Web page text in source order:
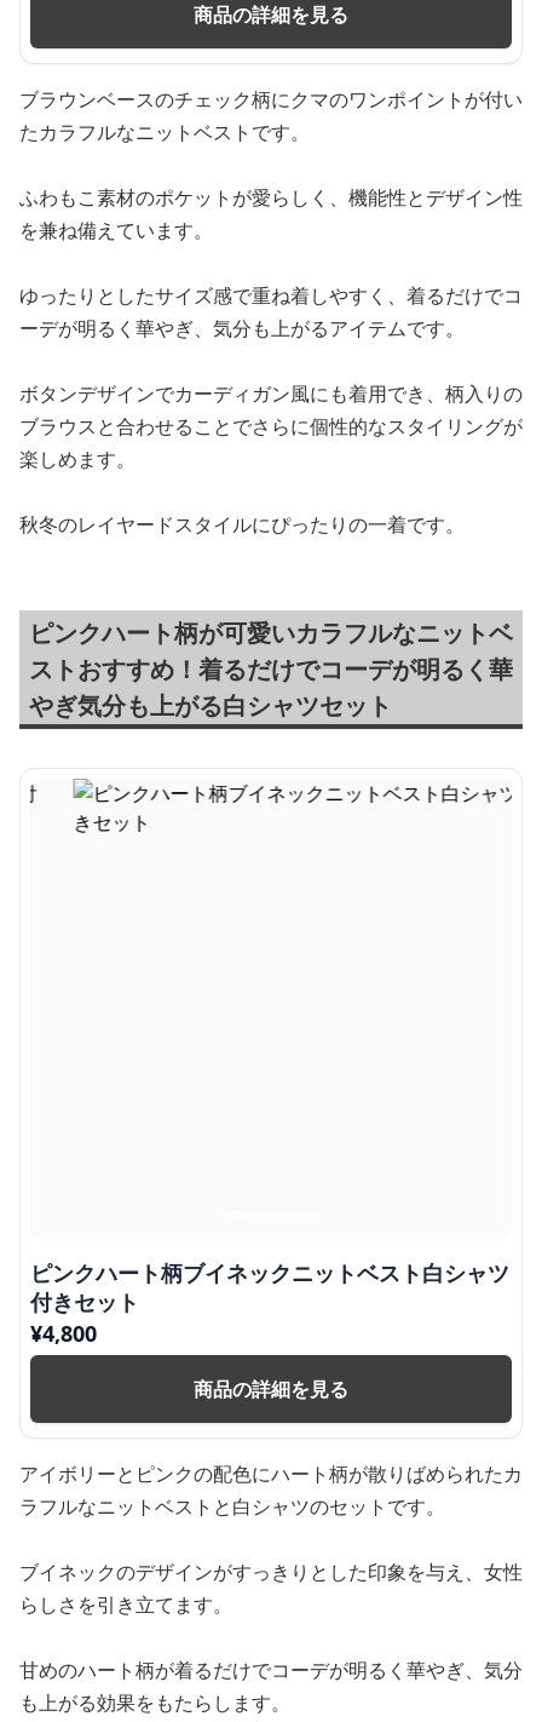
商品の詳細を見る
ブラウンベースのチェック柄にクマのワンポイントが付い
たカラフルなニットベストです。
ふわもこ素材のポケットが愛らしく、機能性とデザイン性
を兼ね備えています。
ゆったりとしたサイズ感で重ね着しやすく、着るだけでコ
ーデが明るく華やぎ、気分も上がるアイテムです。
ボタンデザインでカーディガン風にも着用でき、柄入りの
ブラウスと合わせることでさらに個性的なスタイリングが
楽しめます。
秋冬のレイヤードスタイルにぴったりの一着です。
ピンクハート柄が可愛いカラフルなニットベ
ストおすすめ！着るだけでコーデが明るく華
やぎ気分も上がる白シャツセット
ピンクハート柄ブイネックニットベスト白シャツ
付きセット
¥4,800
商品の詳細を見る
アイボリーとピンクの配色にハート柄が散りばめられたカ
ラフルなニットベストと白シャツのセットです。
ブイネックのデザインがすっきりとした印象を与え、女性
らしさを引き立てます。
甘めのハート柄が着るだけでコーデが明るく華やぎ、気分
も上がる効果をもたらします。